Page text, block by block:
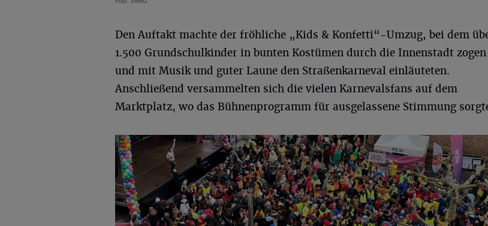
Den Auftakt machte der fröhliche „Kids & Konfetti“-Umzug, bei dem
1.500 Grundschulkinder in bunten Kostümen durch die Innenstadt zogen
und mit Musik und guter Laune den Straßenkarneval einläuteten.
Anschließend versammelten sich die vielen Karnevalsfans auf dem
Marktplatz, wo das Bühnenprogramm für ausgelassene Stimmung